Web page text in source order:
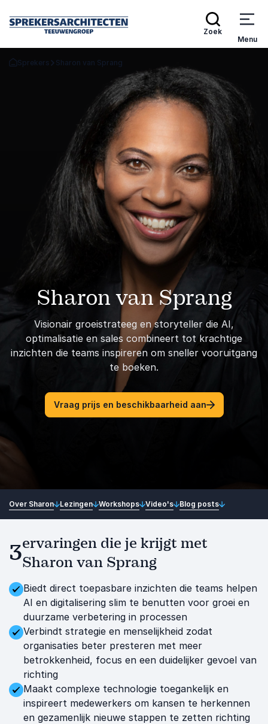
Zoek
Menu
Terug naar de startpagina
Sprekers Sharon van Sprang
Sharon van Sprang
Visionair groeistrateeg en storyteller die AI,
optimalisatie en sales combineert tot krachtige
inzichten die teams inspireren om sneller vooruitgang
te boeken.
Vraag prijs en beschikbaarheid aan
Over Sharon Lezingen Workshops Video's Blog posts
3ervaringen die je krijgt met
Sharon van Sprang
Biedt direct toepasbare inzichten die teams helpen
AI en digitalisering slim te benutten voor groei en
duurzame verbetering in processen
Verbindt strategie en menselijkheid zodat
organisaties beter presteren met meer
betrokkenheid, focus en een duidelijker gevoel van
richting
Maakt complexe technologie toegankelijk en
inspireert medewerkers om kansen te herkennen
en gezamenlijk nieuwe stappen te zetten richting